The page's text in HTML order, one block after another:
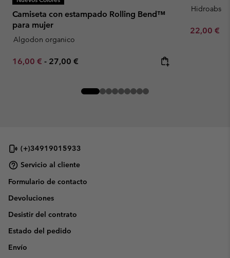
Camiseta con estampado Rolling Bend™
para mujer
Algodon organico
Minimum sale price:
16,00 € - Maximum price:
27,00 €
Minimum
22,00 €
(+)34919015933
Servicio al cliente
Formulario de contacto
Devoluciones
Desistir del contrato
Estado del pedido
Envío